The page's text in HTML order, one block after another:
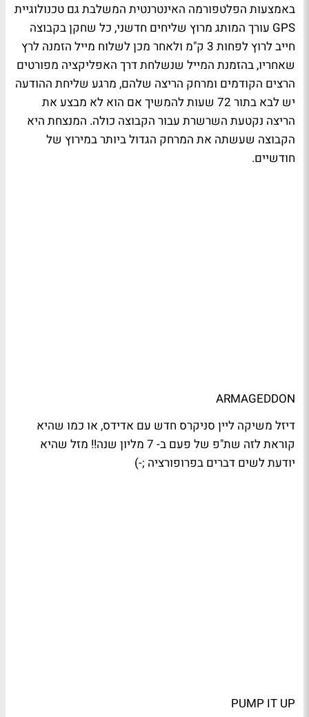
באמצעות הפלטפורמה האינטרנטית המשלבת גם טכנולוגיית
GPS עורך המותג מרוץ שליחים חדשני, כל שחקן בקבוצה
חייב לרוץ לפחות 3 ק"מ ולאחר מכן לשלוח מייל הזמנה לרץ
שאחריו, בהזמנת המייל שנשלחת דרך האפליקציה מפורטים
הרצים הקודמים ומרחק הריצה שלהם, מרגע שליחת ההודעה
יש לבא בתור 72 שעות להמשיך אם הוא לא מבצע את
הריצה נקטעת השרשרת עבור הקבוצה כולה. המנצחת היא
הקבוצה שעשתה את המרחק הגדול ביותר במירוץ של
חודשיים.
ARMAGEDDON
דיזל משיקה ליין סניקרס חדש עם אדידס, או כמו שהיא
קוראת לזה שת"פ של פעם ב- 7 מליון שנה!! מזל שהיא
יודעת לשים דברים בפרופורציה ;-)
PUMP IT UP